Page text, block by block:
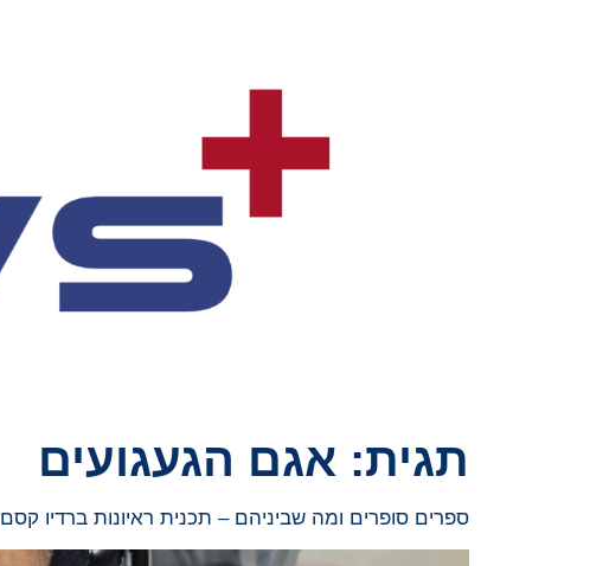
תגית: אגם הגעגועים
ספרים סופרים ומה שביניהם – תכנית ראיונות ברדיו קסם 106אפאם מיום 18/12/24